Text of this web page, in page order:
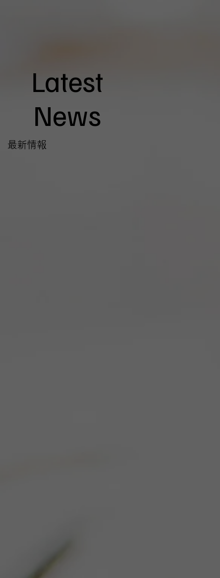
Latest
News
最新情報